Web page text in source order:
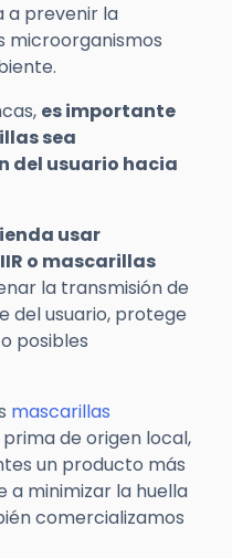
a prevenir la
microorganismos
es importante
sea
del usuario hacia
usar
o mascarillas
la transmisión de
del usuario, protege
posibles
mascarillas
de origen local,
un producto más
a minimizar la huella
comercializamos